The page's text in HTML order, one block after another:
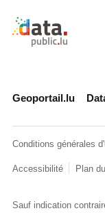
Retour à
Geoportail.lu
Conditions générales
Accessibilité Plan
Sauf indication